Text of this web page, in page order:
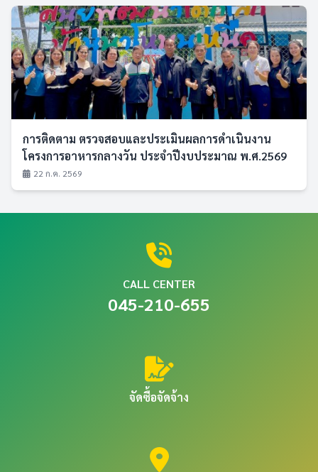
การติดตาม ตรวจสอบและประเมินผลการดำเนินงาน
โครงการอาหารกลางวัน ประจำปีงบประมาณ พ.ศ.2569
22 ก.ค. 2569
CALL CENTER
045-210-655
จัดซื้อจัดจ้าง